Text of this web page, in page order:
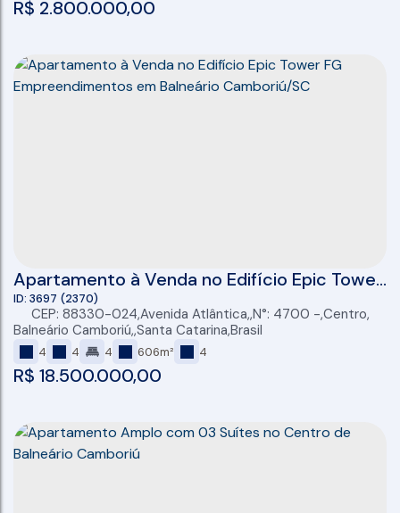
R$ 2.800.000,00
Apartamento à Venda no Edifício Epic Tower
FG Empreendimentos em Balneário
Camboriú/SC
R$ 18.500.000,00
3697 (2370)
CEP: 88330-024,Avenida Atlântica ,N°: 4700 ,Centro,
Balneário Camboriú ,Santa Catarina,Brasil
4 4 4 606m² 4